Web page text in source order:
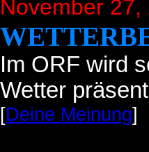
November 27,
Im ORF wird
Wetter
[Deine Meinung]